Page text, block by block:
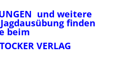
und weitere
finden
beim
VERLAG